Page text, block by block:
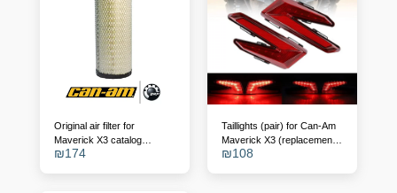
Original air filter for
Maverick X3 catalog
number - 715900422
₪174
Taillights (pair) for Can-Am
Maverick X3 (replacement
for OEM 710004743/4)
₪108